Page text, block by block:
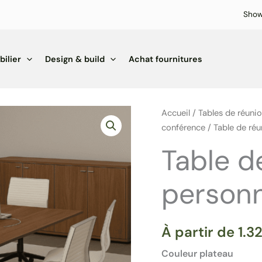
Design & build Achat fournitures
Accueil /Tables de
conférence / Table de
Table
À partir de
Couleur plateau